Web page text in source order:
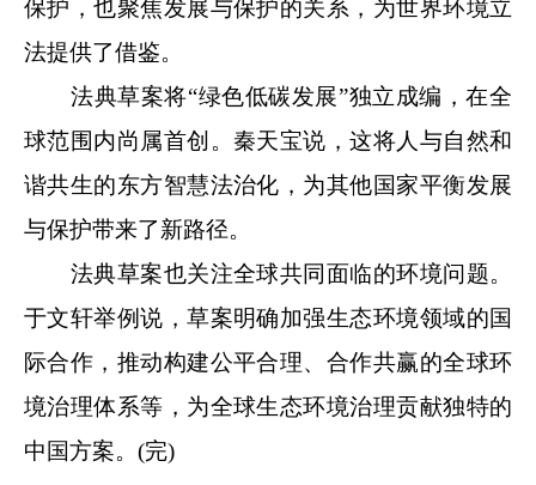
保护，也聚焦发展与保护的关系，为世界环境立
法提供了借鉴。
法典草案将“绿色低碳发展”独立成编，在全
球范围内尚属首创。秦天宝说，这将人与自然和
谐共生的东方智慧法治化，为其他国家平衡发展
与保护带来了新路径。
法典草案也关注全球共同面临的环境问题。
于文轩举例说，草案明确加强生态环境领域的国
际合作，推动构建公平合理、合作共赢的全球环
境治理体系等，为全球生态环境治理贡献独特的
中国方案。(完)